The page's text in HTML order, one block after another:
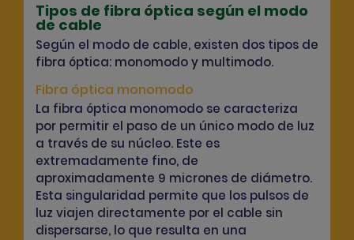
Tipos de fibra óptica según el modo
de cable
Según el modo de cable, existen dos tipos de
fibra óptica: monomodo y multimodo.
Fibra óptica monomodo
La fibra óptica monomodo se caracteriza
por permitir el paso de un único modo de luz
a través de su núcleo. Este es
extremadamente fino, de
aproximadamente 9 micrones de diámetro.
Esta singularidad permite que los pulsos de
luz viajen directamente por el cable sin
dispersarse, lo que resulta en una